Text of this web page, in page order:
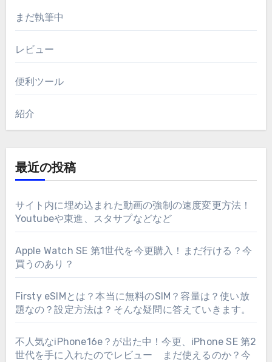
まだ執筆中
レビュー
便利ツール
紹介
最近の投稿
サイト内に埋め込まれた動画の強制の速度変更方法！
Youtubeや東進、スタサプなどなど
Apple Watch SE 第1世代を今更購入！まだ行ける？今
買うのあり？
Firsty eSIMとは？本当に無料のSIM？容量は？使い放
題なの？設定方法は？そんな疑問に答えていきます。
不人気なiPhone16e？が出た中！今更、iPhone SE 第2
世代を手に入れたのでレビュー まだ使えるのか？今